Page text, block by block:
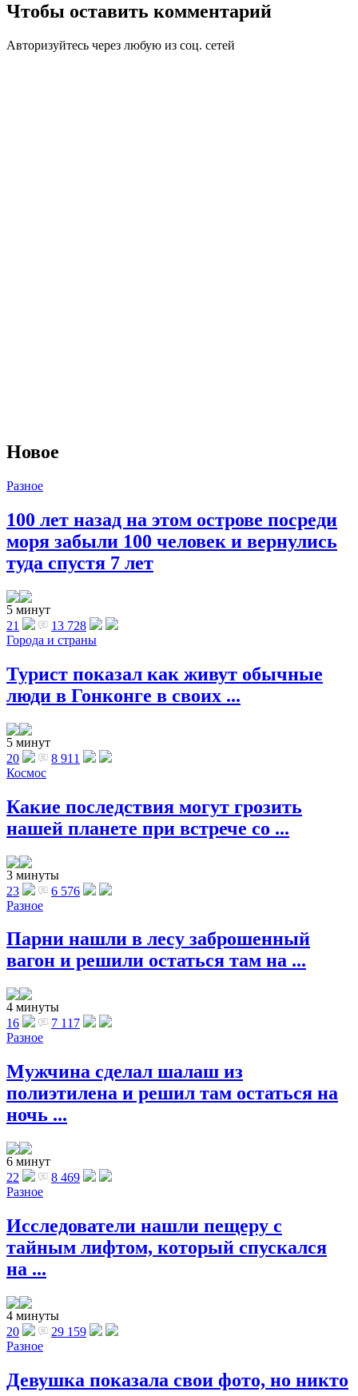
Чтобы оставить комментарий
Авторизуйтесь через любую из соц. сетей
Новое
Разное
100 лет назад на этом острове посреди
моря забыли 100 человек и вернулись
туда спустя 7 лет
5 минут
21
13 728
Города и страны
Турист показал как живут обычные
люди в Гонконге в своих ...
5 минут
20
8 911
Космос
Какие последствия могут грозить
нашей планете при встрече со ...
3 минуты
23
6 576
Разное
Парни нашли в лесу заброшенный
вагон и решили остаться там на ...
4 минуты
16
7 117
Разное
Мужчина сделал шалаш из
полиэтилена и решил там остаться на
ночь ...
6 минут
22
8 469
Разное
Исследователи нашли пещеру с
тайным лифтом, который спускался
на ...
4 минуты
20
29 159
Разное
Девушка показала свои фото, но никто